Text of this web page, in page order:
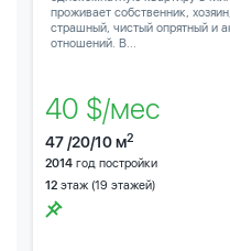
проживает собственник,
страшный, чистый опрятный и
отношений. В...
40 $/мес
47 /20/10 м2
2014 год постройки
12 этаж (19 этажей)